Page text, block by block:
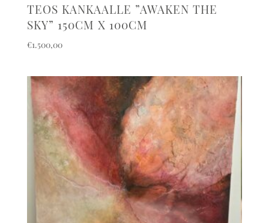
TEOS KANKAALLE ”AWAKEN THE
SKY” 150CM X 100CM
€1.500,00